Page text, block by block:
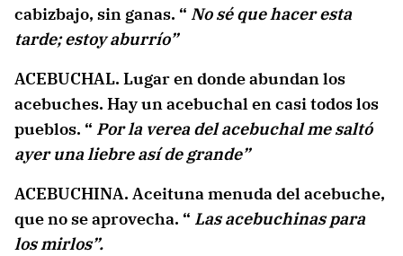
cabizbajo, sin ganas. “ No sé que hacer esta
tarde; estoy aburrío”
ACEBUCHAL. Lugar en donde abundan los
acebuches. Hay un acebuchal en casi todos los
pueblos. “ Por la verea del acebuchal me saltó
ayer una liebre así de grande”
ACEBUCHINA. Aceituna menuda del acebuche,
que no se aprovecha. “ Las acebuchinas para
los mirlos”.